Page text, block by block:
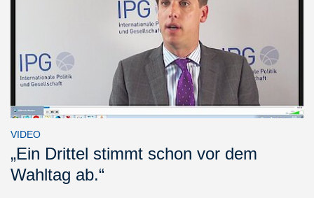
VIDEO
„Ein Drittel stimmt schon vor dem
Wahltag ab.“